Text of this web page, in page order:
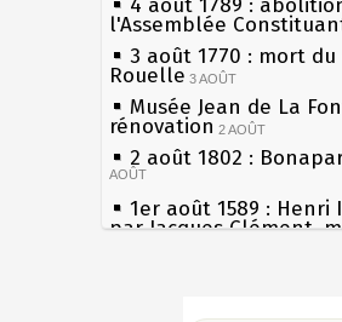
4 août 1789 :
l'Assemblée
3 août 1770 : mort
Rouelle 3 AOÛT
Musée Jean de La
rénovation 2 AOÛT
2 août 1802 :
AOÛT
1er août 1589 :
par Jacques Clément,